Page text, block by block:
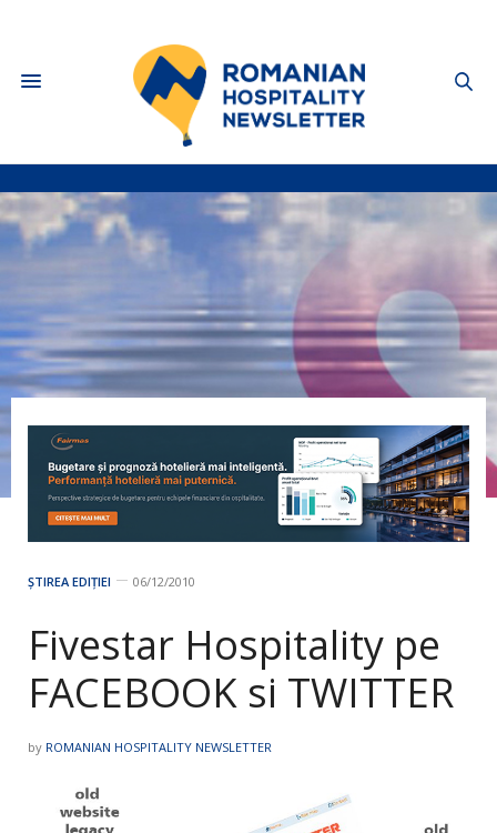
ȘTIREA EDIȚIEI 06/12/2010
Fivestar Hospitality pe
FACEBOOK si TWITTER
by ROMANIAN HOSPITALITY NEWSLETTER